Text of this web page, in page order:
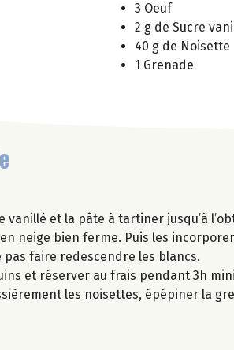
3 Oeuf
2 g de Sucre
40 g de Noisette
1 Grenade
vanillé et la pâte à tartiner jusqu’à
neige bien ferme. Puis les
faire redescendre les blancs.
et réserver au frais pendant 3h
les noisettes, épépiner la